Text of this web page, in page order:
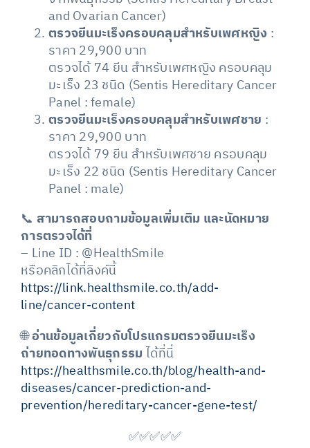
and Ovarian Cancer)
ตรวจยีนมะเร็งครอบคลุมสำหรับเพศหญิง :
ราคา 29,900 บาท
ตรวจได้ 74 ยีน สำหรับเพศหญิง ครอบคลุม
มะเร็ง 23 ชนิด (Sentis Hereditary Cancer
Panel : female)
ตรวจยีนมะเร็งครอบคลุมสำหรับเพศชาย :
ราคา 29,900 บาท
ตรวจได้ 79 ยีน สำหรับเพศชาย ครอบคลุม
มะเร็ง 22 ชนิด (Sentis Hereditary Cancer
Panel : male)
📞 สามารถสอบถามข้อมูลเพิ่มเติม และนัดหมาย
การตรวจได้ที่
– Line ID : @HealthSmile
หรือคลิกได้ที่ลิงค์นี้
https://link.healthsmile.co.th/add-
line/cancer-content
🌐อ่านข้อมูลเกี่ยวกับโปรแกรมตรวจยีนมะเร็ง
ถ่ายทอดทางพันธุกรรม ได้ที่นี่
https://healthsmile.co.th/blog/health-and-
diseases/cancer-prediction-and-
prevention/hereditary-cancer-gene-test/
✅✅✅✅✅